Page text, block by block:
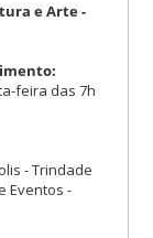
e Arte -
feira das 7h
- Trindade
Eventos -